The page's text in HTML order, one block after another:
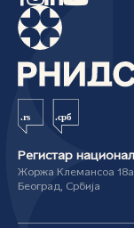
Регистар
Жоржа Клемансоа
Београд, Србија